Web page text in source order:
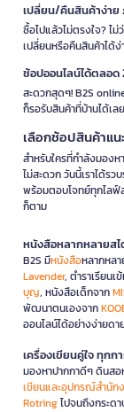
เปลี่ยน/คืนสินค้าง่าย
ซื้อไปแล้วไม่ตรงใจ? ไ
เปลี่ยนหรือคืนสินค้าได้
ช้อปออนไลน์ได้ตลอด
สะดวกสุดๆ! B2S
ก็รอรับสินค้าที่บ้านได้เล
เลือกช้อปสินค้าแน
สำหรับใครที่กำลังมอง
ไม่สะดวก วันนี้เราได้ร
พร้อมตอบโจทย์ทุกไลฟ์
ก็ตาม
หนังสือหลากหลายส
B2S มีหนังสือหลากหล
Lavender, ตำราเรียนเ
บุญ, หนังสือเด็กจาก
พัฒนาตนเองจาก
ออนไลน์ได้อย่างง่ายด
เครื่องเขียนคู่ใจ ทุกก
มองหาปากกาดีๆ ดินส
เขียนและอุปกรณ์สำนัก
Rotringไปจนถึงกระด